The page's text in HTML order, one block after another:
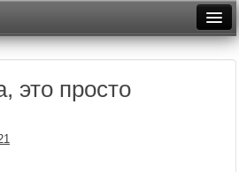
Неделя
это просто